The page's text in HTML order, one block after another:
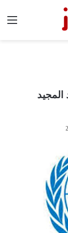
المجيد